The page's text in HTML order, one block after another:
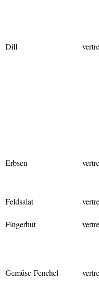
Dill
Erbsen
Feldsalat
Fingerhut
Gemüse-Fenchel